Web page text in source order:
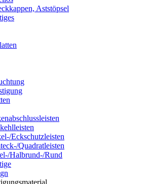
Aststöpsel
Eckschutzleisten
Quadratleisten
Halbrund-/Rund